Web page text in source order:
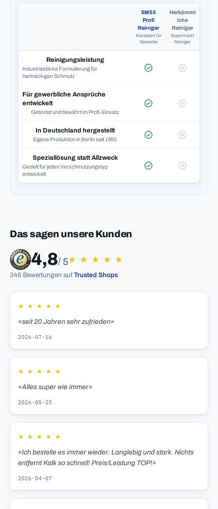
SM55
Profi
Reiniger
Konzipiert für
Gewerbe
Herkömml
iche
Reiniger
Supermarkt
Reiniger
Reinigungsleistung
Industriestärke Formulierung für
hartnäckigen Schmutz
Für gewerbliche Ansprüche
entwickelt
Getestet und bewährt im Profi-Einsatz
In Deutschland hergestellt
Eigene Produktion in Berlin seit 1955
Speziallösung statt Allzweck
Gezielt für jeden Verschmutzungstyp
entwickelt
Das sagen unsere Kunden
4,8/ 5★ ★ ★ ★ ★
346 Bewertungen auf Trusted Shops
★ ★ ★ ★ ★
«seit 20 Jahren sehr zufrieden»
2026-07-16
★ ★ ★ ★ ★
«Alles super wie immer»
2026-05-25
★ ★ ★ ★ ★
«Ich bestelle es immer wieder. Langlebig und stark. Nichts
entfernt Kalk so schnell! Preis/Leistung TOP!»
2026-04-07